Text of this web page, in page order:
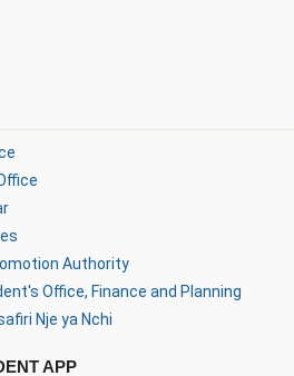
Makamu Mwenyekiti wa CCM
Mwinyi akizungumza leo, tarehe 09
Mei 2026, na viongozi na
Cha Mapin
Authority
Office, Finance and Planning
Nje ya Nchi
APP